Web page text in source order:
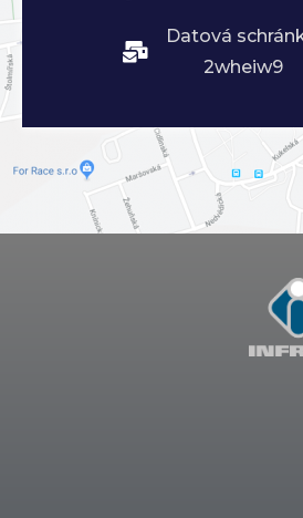
Datová
2wheiw9